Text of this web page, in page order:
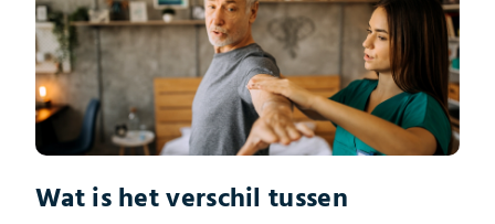
Wat is het verschil tussen